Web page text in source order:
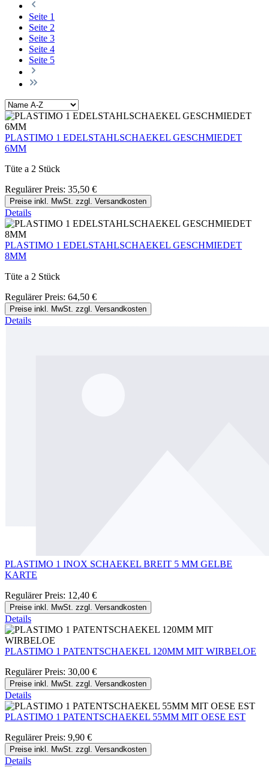
Seite 1
Seite 2
Seite 3
Seite 4
Seite 5
PLASTIMO 1 EDELSTAHLSCHAEKEL GESCHMIEDET
6MM
Tüte a 2 Stück
Regulärer Preis: 35,50 €
Preise inkl. MwSt. zzgl. Versandkosten
Details
PLASTIMO 1 EDELSTAHLSCHAEKEL GESCHMIEDET
8MM
Tüte a 2 Stück
Regulärer Preis: 64,50 €
Preise inkl. MwSt. zzgl. Versandkosten
Details
PLASTIMO 1 INOX SCHAEKEL BREIT 5 MM GELBE
KARTE
Regulärer Preis: 12,40 €
Preise inkl. MwSt. zzgl. Versandkosten
Details
PLASTIMO 1 PATENTSCHAEKEL 120MM MIT WIRBELOE
Regulärer Preis: 30,00 €
Preise inkl. MwSt. zzgl. Versandkosten
Details
PLASTIMO 1 PATENTSCHAEKEL 55MM MIT OESE EST
Regulärer Preis: 9,90 €
Preise inkl. MwSt. zzgl. Versandkosten
Details